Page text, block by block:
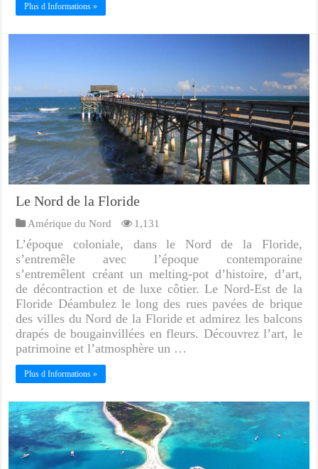
Plus d Informations »
Le Nord de la Floride
Amérique du Nord 1,131
L’époque coloniale, dans le Nord de la Floride,
s’entremêle avec l’époque contemporaine
s’entremêlent créant un melting-pot d’histoire, d’art,
de décontraction et de luxe côtier. Le Nord-Est de la
Floride Déambulez le long des rues pavées de brique
des villes du Nord de la Floride et admirez les balcons
drapés de bougainvillées en fleurs. Découvrez l’art, le
patrimoine et l’atmosphère un …
Plus d Informations »